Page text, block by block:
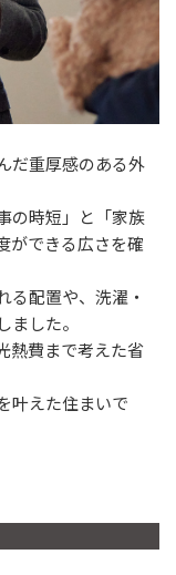
だ重厚感のある外
の時短」と「家族
ができる広さを確
る配置や、洗濯・
した。
熱費まで考えた省
叶えた住まいで